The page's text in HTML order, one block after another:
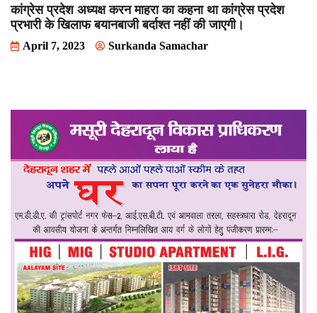
कांग्रेस प्रदेश अध्यक्ष करन माहरा का कहना था कांग्रेस प्रदेश
प्रभारी के खिलाफ बयानबाजी बर्दाश्त नहीं की जाएगी।
April 7, 2023 Surkanda Samachar